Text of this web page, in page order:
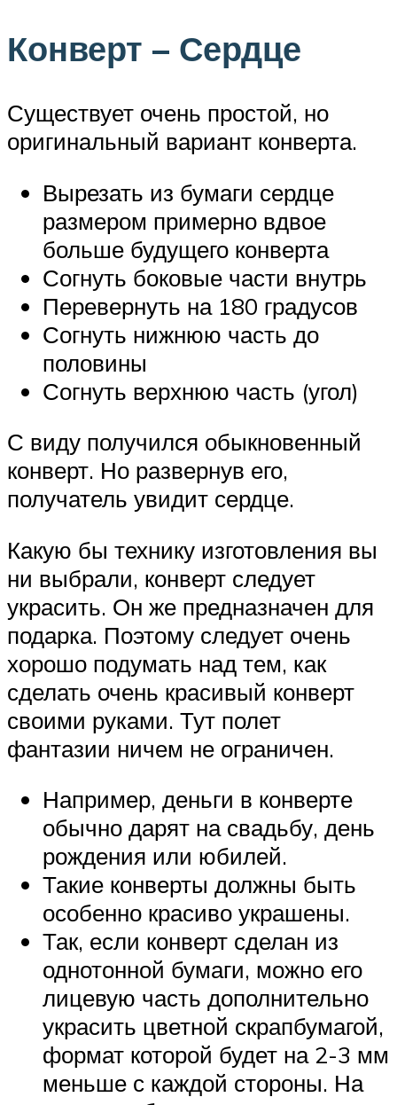
Конверт – Сердце
Существует очень простой, но
оригинальный вариант конверта.
Вырезать из бумаги сердце
размером примерно вдвое
больше будущего конверта
Согнуть боковые части внутрь
Перевернуть на 180 градусов
Согнуть нижнюю часть до
половины
Согнуть верхнюю часть (угол)
С виду получился обыкновенный
конверт. Но развернув его,
получатель увидит сердце.
Какую бы технику изготовления вы
ни выбрали, конверт следует
украсить. Он же предназначен для
подарка. Поэтому следует очень
хорошо подумать над тем, как
сделать очень красивый конверт
своими руками. Тут полет
фантазии ничем не ограничен.
Например, деньги в конверте
обычно дарят на свадьбу, день
рождения или юбилей.
Такие конверты должны быть
особенно красиво украшены.
Так, если конверт сделан из
однотонной бумаги, можно его
лицевую часть дополнительно
украсить цветной скрапбумагой,
формат которой будет на 2-3 мм
меньше с каждой стороны. На